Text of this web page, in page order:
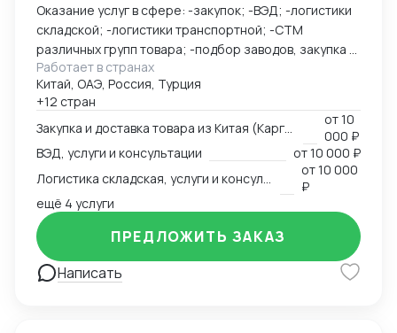
Оказание услуг в сфере: -закупок; -ВЭД; -логистики
складской; -логистики транспортной; -СТМ
различных групп товара; -подбор заводов, закупка и
доставка товара из Китая (КАРГО и Белый ввоз)
Страны с которыми работаю по сей день: Европа,
США, ОАЭ, Турция, Китай, СНГ
Работает в странах
Китай, ОАЭ, Россия, Турция
+12 стран
от10
000 ₽
ВЭД, услуги и консультации
от10 000 ₽
от10 000
₽
ещё 4 услуги
Написать
ПРЕДЛОЖИТЬ ЗАКАЗ